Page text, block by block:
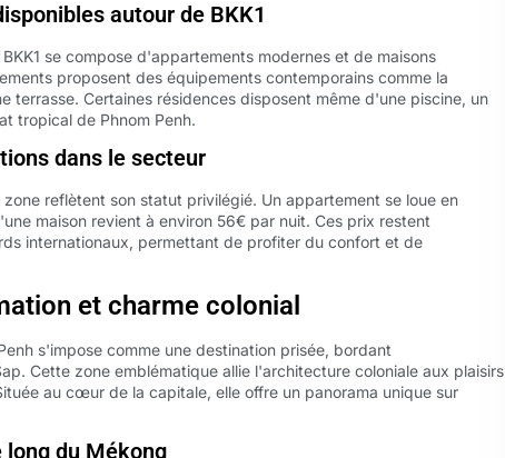
autour de BKK1
se compose d'appartements modernes et de maisons
proposent des équipements contemporains comme la
terrasse. Certaines résidences disposent même d'une piscine, un
tropical de Phnom Penh.
dans le secteur
reflètent son statut privilégié. Un appartement se loue en
maison revient à environ 56€ par nuit. Ces prix restent
internationaux, permettant de profiter du confort et de
et charme colonial
s'impose comme une destination prisée, bordant
Cette zone emblématique allie l'architecture coloniale aux plaisirs
au cœur de la capitale, elle offre un panorama unique sur
long du Mékong